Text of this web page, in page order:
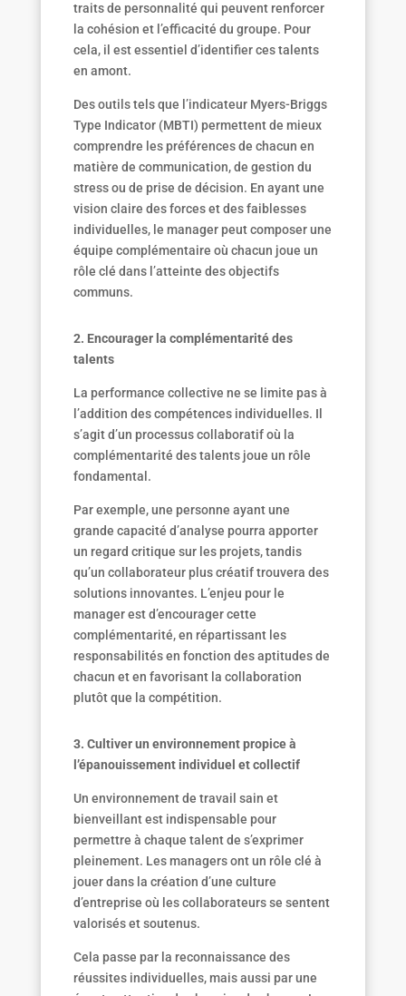
traits de personnalité qui peuvent renforcer
la cohésion et l’efficacité du groupe. Pour
cela, il est essentiel d’identifier ces talents
en amont.
Des outils tels que l’indicateur Myers-Briggs
Type Indicator (MBTI) permettent de mieux
comprendre les préférences de chacun en
matière de communication, de gestion du
stress ou de prise de décision. En ayant une
vision claire des forces et des faiblesses
individuelles, le manager peut composer une
équipe complémentaire où chacun joue un
rôle clé dans l’atteinte des objectifs
communs.
2. Encourager la complémentarité des
talents
La performance collective ne se limite pas à
l’addition des compétences individuelles. Il
s’agit d’un processus collaboratif où la
complémentarité des talents joue un rôle
fondamental.
Par exemple, une personne ayant une
grande capacité d’analyse pourra apporter
un regard critique sur les projets, tandis
qu’un collaborateur plus créatif trouvera des
solutions innovantes. L’enjeu pour le
manager est d’encourager cette
complémentarité, en répartissant les
responsabilités en fonction des aptitudes de
chacun et en favorisant la collaboration
plutôt que la compétition.
3. Cultiver un environnement propice à
l’épanouissement individuel et collectif
Un environnement de travail sain et
bienveillant est indispensable pour
permettre à chaque talent de s’exprimer
pleinement. Les managers ont un rôle clé à
jouer dans la création d’une culture
d’entreprise où les collaborateurs se sentent
valorisés et soutenus.
Cela passe par la reconnaissance des
réussites individuelles, mais aussi par une